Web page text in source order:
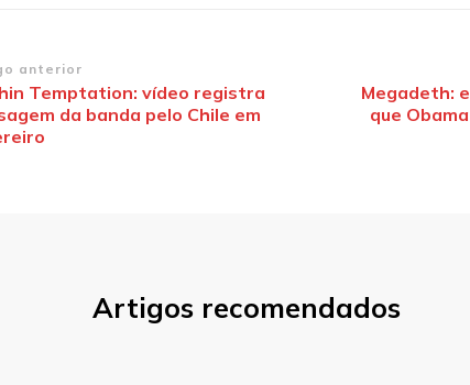
anterior
Temptation: vídeo registra
da banda pelo Chile em
Megadeth:
que
Artigos recomendados